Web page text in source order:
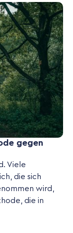
gegen
Viele
die sich
wird,
die in